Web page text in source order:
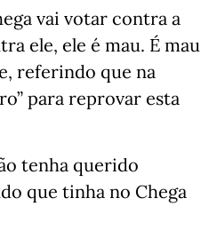
vai votar contra a
ele, ele é mau. É mau
referindo que na
para reprovar esta
tenha querido
que tinha no Chega